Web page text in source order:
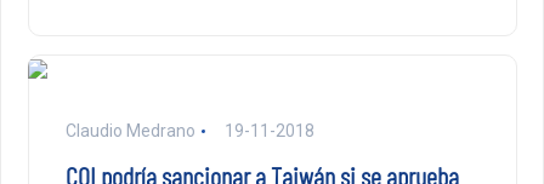
Claudio Medrano 19-11-2018
COI podría sancionar a Taiwán si se aprueba